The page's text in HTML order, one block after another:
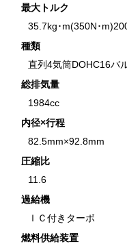
最大トルク
35.7kg･m(350N･
種類
直列4気筒DOHC16バ
総排気量
1984cc
内径×行程
82.5mm×92.8mm
圧縮比
11.6
過給機
ＩＣ付きターボ
燃料供給装置